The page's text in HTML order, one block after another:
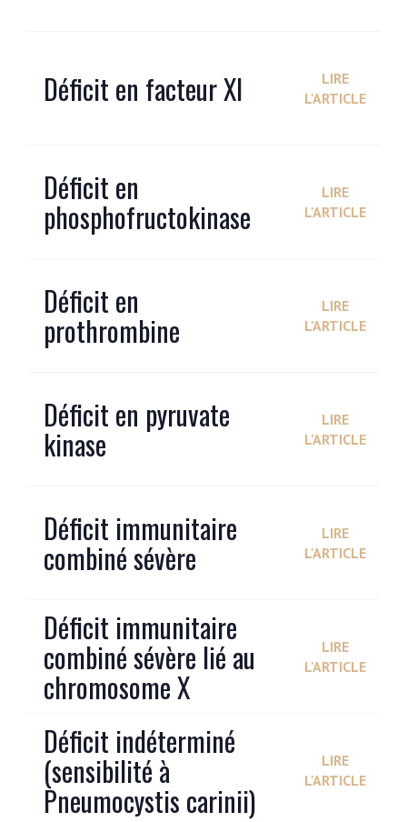
Déficit en facteur XI
LIRE
L'ARTICLE
Déficit en
phosphofructokinase
LIRE
L'ARTICLE
Déficit en
prothrombine
LIRE
L'ARTICLE
Déficit en pyruvate
kinase
LIRE
L'ARTICLE
Déficit immunitaire
combiné sévère
LIRE
L'ARTICLE
Déficit immunitaire
combiné sévère lié au
chromosome X
LIRE
L'ARTICLE
Déficit indéterminé
(sensibilité à
Pneumocystis carinii)
LIRE
L'ARTICLE